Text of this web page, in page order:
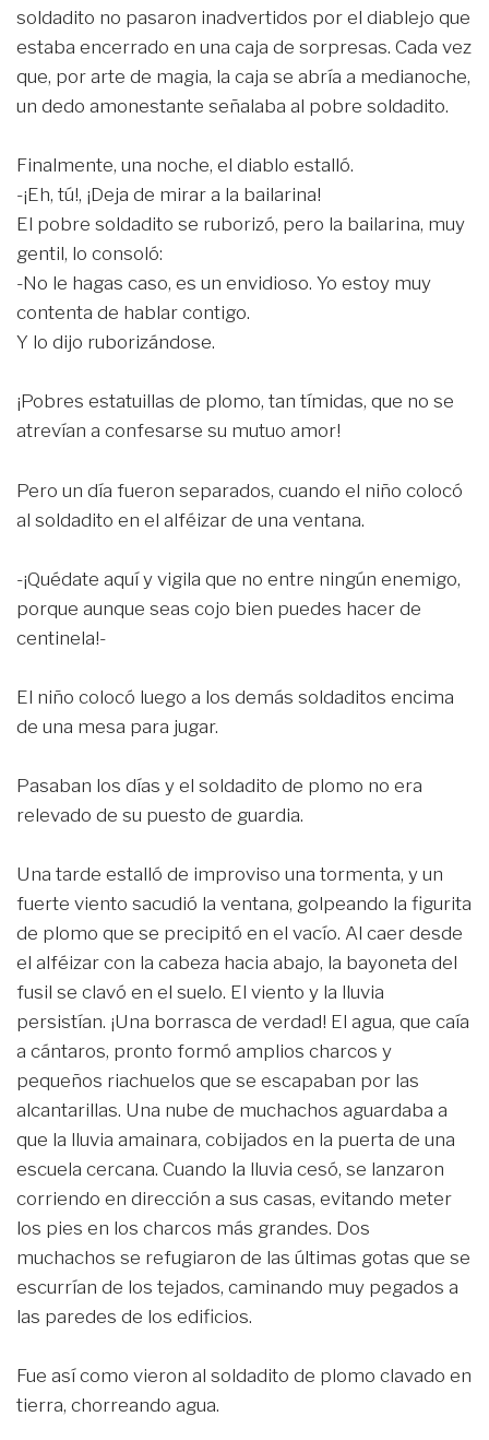
soldadito no pasaron inadvertidos por el diablejo que
estaba encerrado en una caja de sorpresas. Cada vez
que, por arte de magia, la caja se abría a medianoche,
un dedo amonestante señalaba al pobre soldadito.
Finalmente, una noche, el diablo estalló.
-¡Eh, tú!, ¡Deja de mirar a la bailarina!
El pobre soldadito se ruborizó, pero la bailarina, muy
gentil, lo consoló:
-No le hagas caso, es un envidioso. Yo estoy muy
contenta de hablar contigo.
Y lo dijo ruborizándose.
¡Pobres estatuillas de plomo, tan tímidas, que no se
atrevían a confesarse su mutuo amor!
Pero un día fueron separados, cuando el niño colocó
al soldadito en el alféizar de una ventana.
-¡Quédate aquí y vigila que no entre ningún enemigo,
porque aunque seas cojo bien puedes hacer de
centinela!-
El niño colocó luego a los demás soldaditos encima
de una mesa para jugar.
Pasaban los días y el soldadito de plomo no era
relevado de su puesto de guardia.
Una tarde estalló de improviso una tormenta, y un
fuerte viento sacudió la ventana, golpeando la figurita
de plomo que se precipitó en el vacío. Al caer desde
el alféizar con la cabeza hacia abajo, la bayoneta del
fusil se clavó en el suelo. El viento y la lluvia
persistían. ¡Una borrasca de verdad! El agua, que caía
a cántaros, pronto formó amplios charcos y
pequeños riachuelos que se escapaban por las
alcantarillas. Una nube de muchachos aguardaba a
que la lluvia amainara, cobijados en la puerta de una
escuela cercana. Cuando la lluvia cesó, se lanzaron
corriendo en dirección a sus casas, evitando meter
los pies en los charcos más grandes. Dos
muchachos se refugiaron de las últimas gotas que se
escurrían de los tejados, caminando muy pegados a
las paredes de los edificios.
Fue así como vieron al soldadito de plomo clavado en
tierra, chorreando agua.